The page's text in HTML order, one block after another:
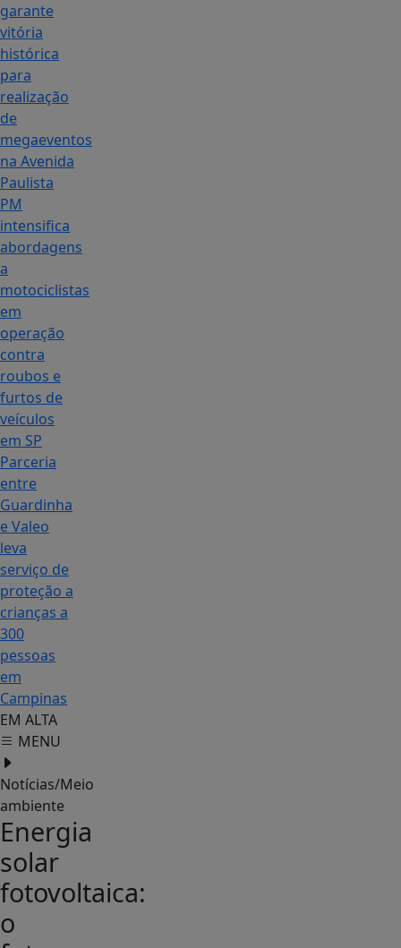
garante
vitória
histórica
para
realização
de
megaeventos
na Avenida
Paulista
PM
intensifica
abordagens
a
motociclistas
em
operação
contra
roubos e
furtos de
veículos
em SP
Parceria
entre
Guardinha
e Valeo
leva
serviço de
proteção a
crianças a
300
pessoas
em
Campinas
EM ALTA
MENU
Notícias/Meio
ambiente
Energia
solar
fotovoltaica:
o